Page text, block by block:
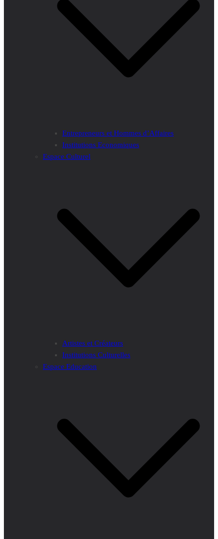
Entrepreneurs et Hommes d’Affaires
Institutions Economiques
Espace Culturel
Artistes et Créateurs
Institutions Culturelles
Espace Education